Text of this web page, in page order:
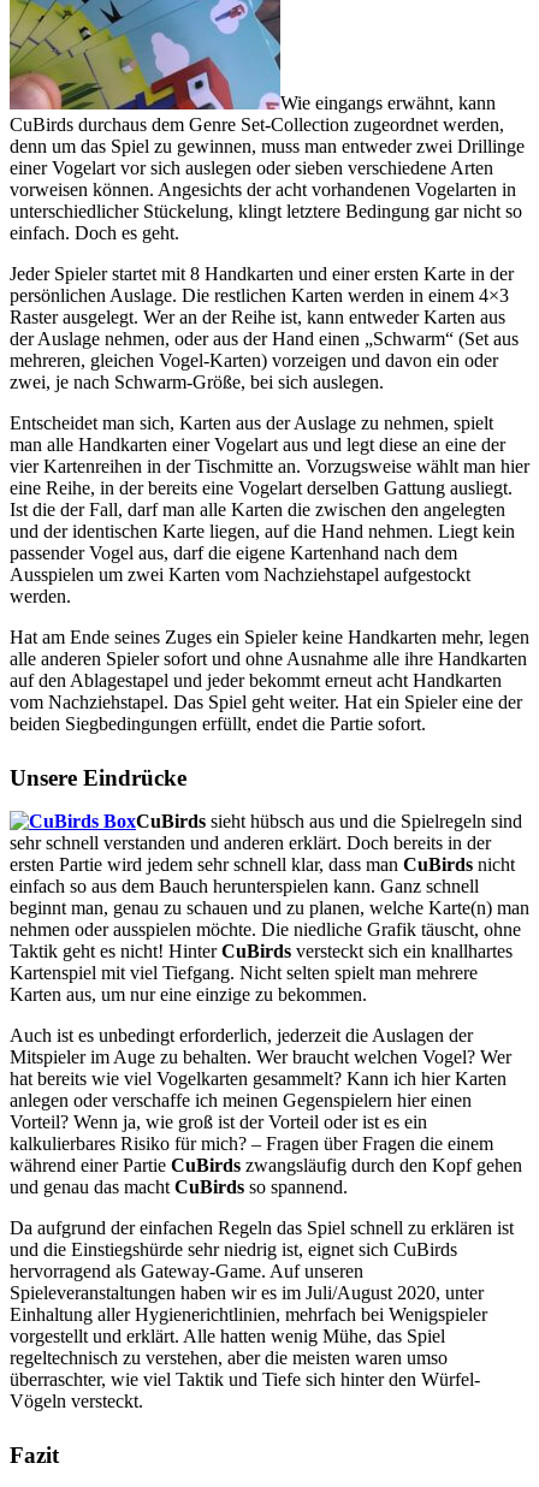
Wie eingangs erwähnt, kann
CuBirds durchaus dem Genre Set-Collection zugeordnet werden,
denn um das Spiel zu gewinnen, muss man entweder zwei Drillinge
einer Vogelart vor sich auslegen oder sieben verschiedene Arten
vorweisen können. Angesichts der acht vorhandenen Vogelarten in
unterschiedlicher Stückelung, klingt letztere Bedingung gar nicht so
einfach. Doch es geht.
Jeder Spieler startet mit 8 Handkarten und einer ersten Karte in der
persönlichen Auslage. Die restlichen Karten werden in einem 4×3
Raster ausgelegt. Wer an der Reihe ist, kann entweder Karten aus
der Auslage nehmen, oder aus der Hand einen „Schwarm“ (Set aus
mehreren, gleichen Vogel-Karten) vorzeigen und davon ein oder
zwei, je nach Schwarm-Größe, bei sich auslegen.
Entscheidet man sich, Karten aus der Auslage zu nehmen, spielt
man alle Handkarten einer Vogelart aus und legt diese an eine der
vier Kartenreihen in der Tischmitte an. Vorzugsweise wählt man hier
eine Reihe, in der bereits eine Vogelart derselben Gattung ausliegt.
Ist die der Fall, darf man alle Karten die zwischen den angelegten
und der identischen Karte liegen, auf die Hand nehmen. Liegt kein
passender Vogel aus, darf die eigene Kartenhand nach dem
Ausspielen um zwei Karten vom Nachziehstapel aufgestockt
werden.
Hat am Ende seines Zuges ein Spieler keine Handkarten mehr, legen
alle anderen Spieler sofort und ohne Ausnahme alle ihre Handkarten
auf den Ablagestapel und jeder bekommt erneut acht Handkarten
vom Nachziehstapel. Das Spiel geht weiter. Hat ein Spieler eine der
beiden Siegbedingungen erfüllt, endet die Partie sofort.
Unsere Eindrücke
CuBirds sieht hübsch aus und die Spielregeln sind
sehr schnell verstanden und anderen erklärt. Doch bereits in der
ersten Partie wird jedem sehr schnell klar, dass man CuBirds nicht
einfach so aus dem Bauch herunterspielen kann. Ganz schnell
beginnt man, genau zu schauen und zu planen, welche Karte(n) man
nehmen oder ausspielen möchte. Die niedliche Grafik täuscht, ohne
Taktik geht es nicht! HinterCuBirds versteckt sich ein knallhartes
Kartenspiel mit viel Tiefgang. Nicht selten spielt man mehrere
Karten aus, um nur eine einzige zu bekommen.
Auch ist es unbedingt erforderlich, jederzeit die Auslagen der
Mitspieler im Auge zu behalten. Wer braucht welchen Vogel? Wer
hat bereits wie viel Vogelkarten gesammelt? Kann ich hier Karten
anlegen oder verschaffe ich meinen Gegenspielern hier einen
Vorteil? Wenn ja, wie groß ist der Vorteil oder ist es ein
kalkulierbares Risiko für mich? – Fragen über Fragen die einem
während einer Partie CuBirds zwangsläufig durch den Kopf gehen
und genau das macht CuBirds so spannend.
Da aufgrund der einfachen Regeln das Spiel schnell zu erklären ist
und die Einstiegshürde sehr niedrig ist, eignet sich CuBirds
hervorragend als Gateway-Game. Auf unseren
Spieleveranstaltungen haben wir es im Juli/August 2020, unter
Einhaltung aller Hygienerichtlinien, mehrfach bei Wenigspieler
vorgestellt und erklärt. Alle hatten wenig Mühe, das Spiel
regeltechnisch zu verstehen, aber die meisten waren umso
überraschter, wie viel Taktik und Tiefe sich hinter den Würfel-
Vögeln versteckt.
Fazit